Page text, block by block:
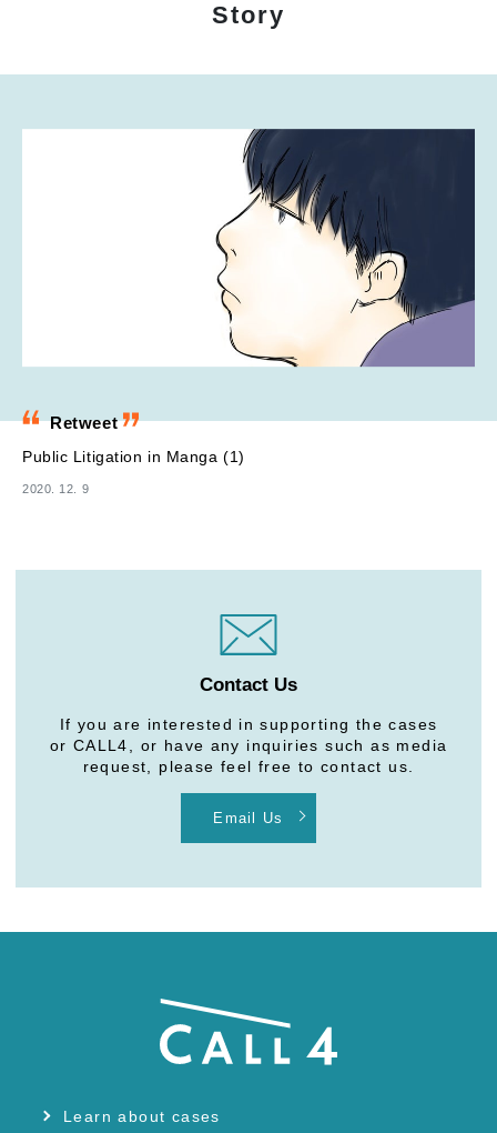
Story
Retweet
Public Litigation in Manga (1)
2020. 12. 9
Contact Us
If you are interested in supporting the cases
or CALL4, or have any inquiries such as media
request, please feel free to contact us.
Email Us
Learn about cases